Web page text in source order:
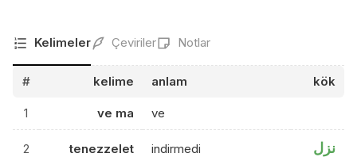
Kelimeler Çeviriler Notlar
# kelime anlam kök
1 ve ma ve
2 tenezzelet indirmedi نزل